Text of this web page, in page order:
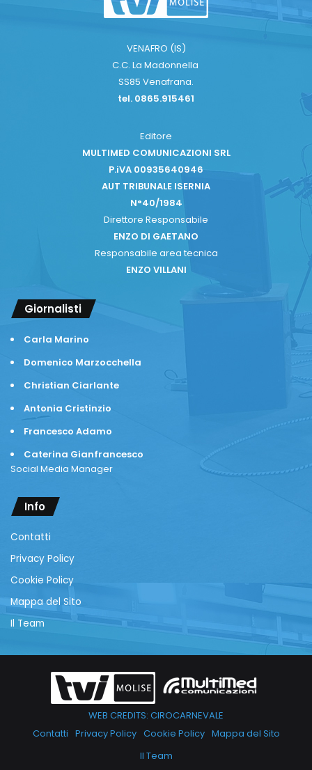
VENAFRO (IS)
C.C. La Madonnella
SS85 Venafrana.
tel. 0865.915461
Editore
MULTIMED COMUNICAZIONI SRL
P.iVA 00935640946
AUT TRIBUNALE ISERNIA
N°40/1984
Direttore Responsabile
ENZO DI GAETANO
Responsabile area tecnica
ENZO VILLANI
Giornalisti
Carla Marino
Domenico Marzocchella
Christian Ciarlante
Antonia Cristinzio
Francesco Adamo
Caterina Gianfrancesco
Social Media Manager
Info
Contatti
Privacy Policy
Cookie Policy
Mappa del Sito
Il Team
WEB CREDITS: CIROCARNEVALE
Contatti Privacy Policy Cookie Policy Mappa del Sito
Il Team